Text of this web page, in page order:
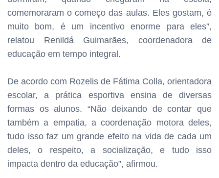
comemoraram o começo das aulas. Eles gostam, é
muito bom, é um incentivo enorme para eles”,
relatou Renildá Guimarães, coordenadora de
educação em tempo integral.
De acordo com Rozelis de Fátima Colla, orientadora
escolar, a prática esportiva ensina de diversas
formas os alunos. “Não deixando de contar que
também a empatia, a coordenação motora deles,
tudo isso faz um grande efeito na vida de cada um
deles, o respeito, a socialização, e tudo isso
impacta dentro da educação”, afirmou.